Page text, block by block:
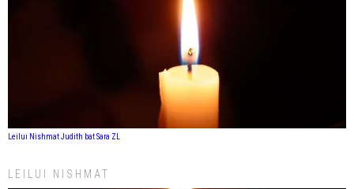
Leilui Nishmat Judith bat Sara ZL
LEILUI NISHMAT